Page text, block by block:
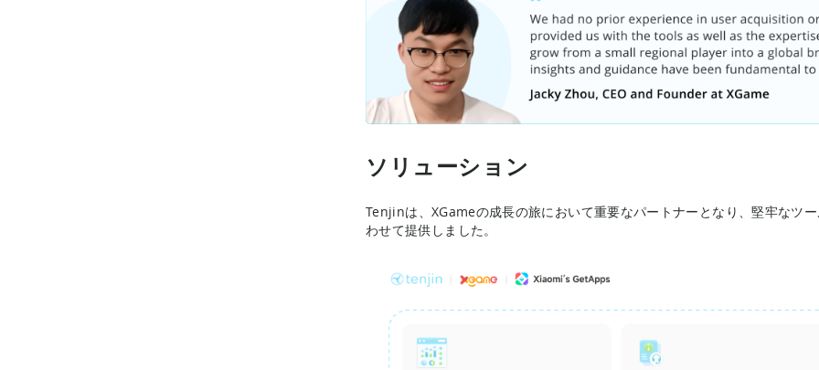
ソリューション
Tenjinは、XGameの成長の旅において重要なパートナーとなり、堅牢なツ
わせて提供しました。